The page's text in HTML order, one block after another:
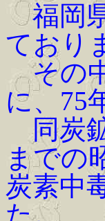
福岡
ており
その
に、75
同炭
までの
炭素中
た。